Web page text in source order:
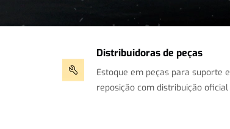
Distribuidoras de peças
Estoque em peças para suporte e
reposição com distribuição oficial